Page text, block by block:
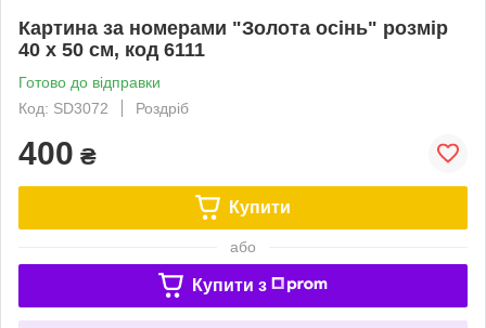
Картина за номерами "Золота осінь" розмір
40 х 50 см, код 6111
Готово до відправки
Код: SD3072
Роздріб
400 ₴
Купити
або
Купити з